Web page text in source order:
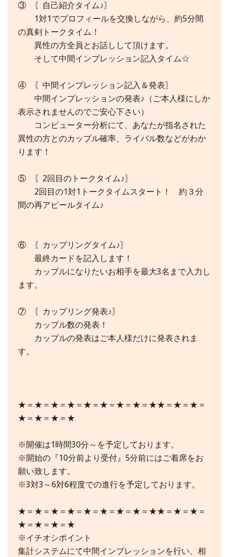
③ 〖自己紹介タイム♪〗
1対1でプロフィールを交換しながら、約5分間
の真剣トークタイム！
異性の方全員とお話しして頂けます。
そして中間インプレッション記入タイム☆
④ 〖中間インプレッション記入＆発表〗
中間インプレッションの発表♪（ご本人様にしか
表示されませんのでご安心下さい）
コンピューター分析にて、あなたが指名された
異性の方とのカップル確率、ライバル数などがわか
ります！
⑤ 〖2回目のトークタイム♪〗
2回目の1対1トークタイムスタート！ 約３分
間の再アピールタイム♪
⑥ 〖カップリングタイム♪〗
最終カードを記入します！
カップルになりたいお相手を最大3名まで入力し
ます。
⑦ 〖カップリング発表♪〗
カップル数の発表！
カップルの発表はご本人様だけに発表されま
す。
★＝★＝★＝★＝★＝★＝★＝★＝★★＝★＝★＝
★＝★＝★＝★
※開催は1時間30分～を予定しております。
※開始の『10分前より受付』5分前にはご着席をお
願い致します。
※3対3～6対6程度での進行を予定しております。
★＝★＝★＝★＝★＝★＝★＝★＝★★＝★＝★＝
★＝★＝★＝★
※イチオシポイント
集計システムにて中間インプレッションを行い、相